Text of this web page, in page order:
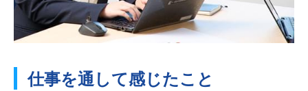
仕事を通して感じたこと